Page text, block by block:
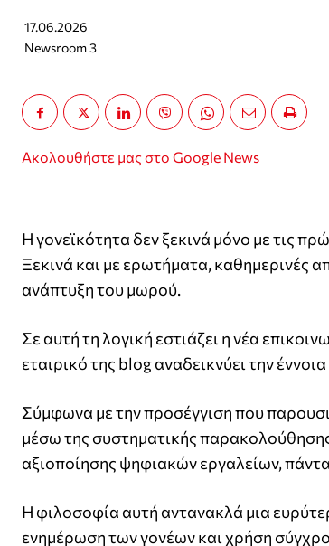
17.06.2026
Newsroom 3
Ακολουθήστε μας στο Google News
Η γονεϊκότητα δεν ξεκινά μόνο με τις
Ξεκινά και με ερωτήματα, καθημερινές
ανάπτυξη του μωρού.
Σε αυτή τη λογική εστιάζει η νέα
εταιρικό της blog αναδεικνύει την
Σύμφωνα με την προσέγγιση που
μέσω της συστηματικής
αξιοποίησης ψηφιακών εργαλείων,
Η φιλοσοφία αυτή αντανακλά μια
ενημέρωση των γονέων και χρήση